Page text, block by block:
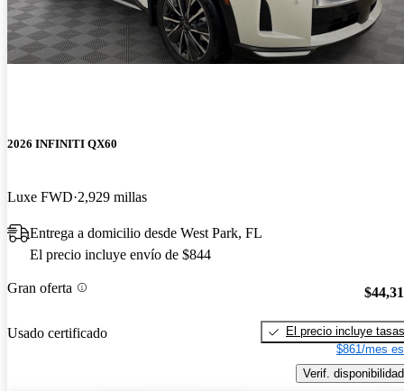
2026 INFINITI QX60
Luxe FWD 2,929 millas
Entrega a domicilio desde West Park, FL
El precio incluye envío de $844
Gran oferta
Usado certificado
El precio incluye tasas
$861/mes
Verif. disponibilidad